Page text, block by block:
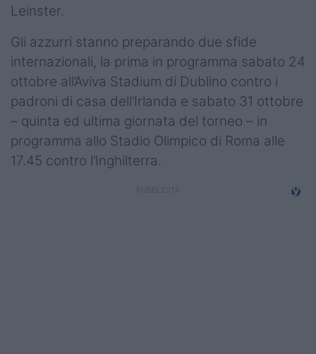
Leinster.
Gli azzurri stanno preparando due sfide
internazionali, la prima in programma sabato 24
ottobre all’Aviva Stadium di Dublino contro i
padroni di casa dell’Irlanda e sabato 31 ottobre
– quinta ed ultima giornata del torneo – in
programma allo Stadio Olimpico di Roma alle
17.45 contro l’Inghilterra.